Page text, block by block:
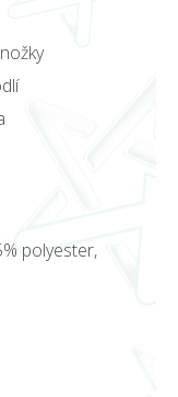
polyester,